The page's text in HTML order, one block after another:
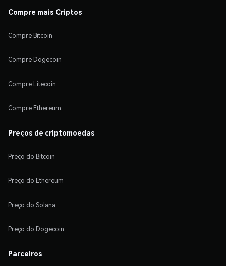
Compre mais Criptos
Compre Bitcoin
Compre Dogecoin
Compre Litecoin
Compre Ethereum
Preços de criptomoedas
Preço do Bitcoin
Preço do Ethereum
Preço do Solana
Preço do Dogecoin
Parceiros